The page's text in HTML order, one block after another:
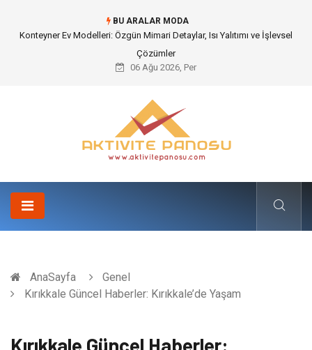
BU ARALAR MODA
Nakliye Nedir ve Tedarik Zincirindeki Önemi Nasıl Anlaşılır?
06 Ağu 2026, Per
AnaSayfa
Genel
Kırıkkale Güncel Haberler: Kırıkkale’de Yaşam
Kırıkkale Güncel Haberler: